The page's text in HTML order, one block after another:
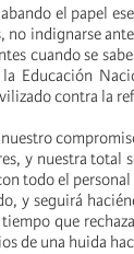
el papel
no indignarse
cuando se
Educación
contra la
y nuestra total
todo el
y seguirá
que
de una huida